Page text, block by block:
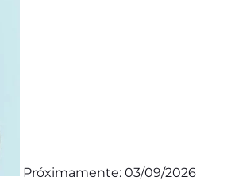
Próximamente: 03/09/2026